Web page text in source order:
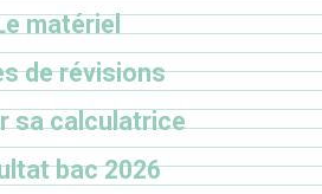
matériel
de révisions
sa calculatrice
bac 2026